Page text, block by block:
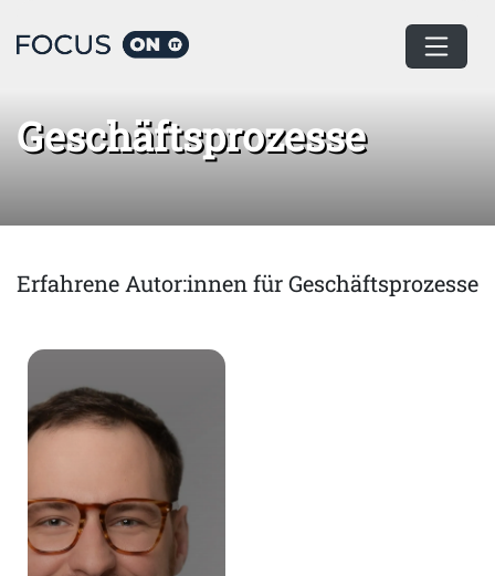
Home Geschäftsprozesse
Geschäftsprozesse
Erfahrene Autor:innen für Geschäftsprozesse